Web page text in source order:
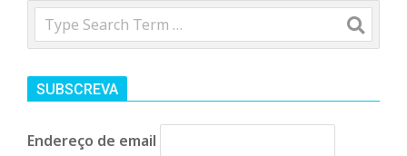
Search
SUBSCREVA
Endereço de email